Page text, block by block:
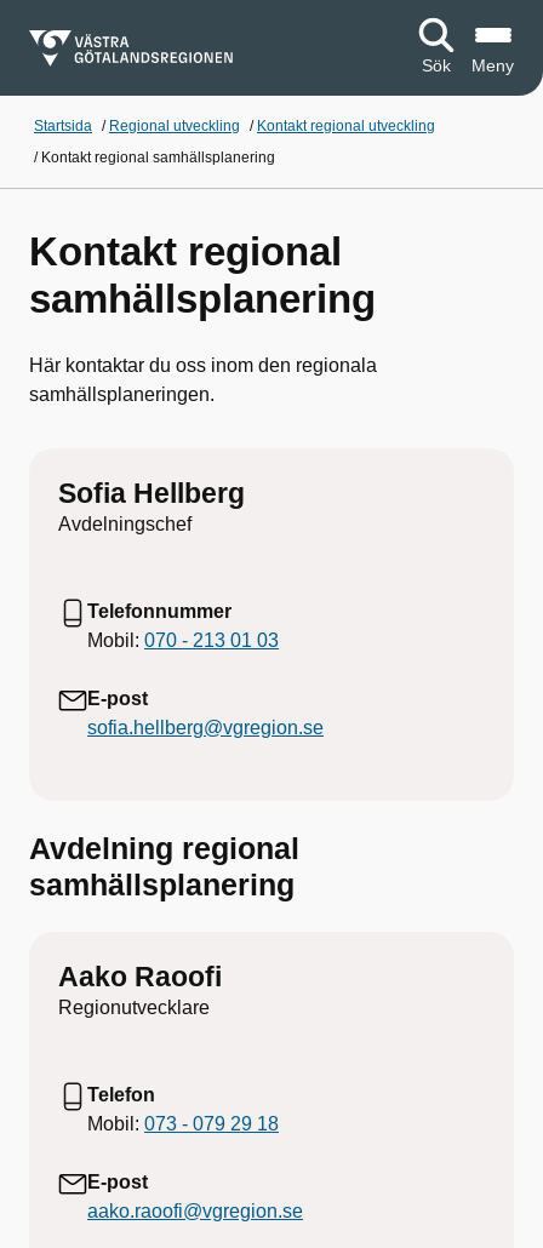
Sök Meny
Startsida / Regional utveckling / Kontakt regional utveckling
/ Kontakt regional samhällsplanering
Kontakt regional
samhällsplanering
Här kontaktar du oss inom den regionala
samhällsplaneringen.
Sofia Hellberg
Avdelningschef
Telefonnummer
Mobil: 070 - 213 01 03
E-post
sofia.hellberg@vgregion.se
Avdelning regional
samhällsplanering
Aako Raoofi
Regionutvecklare
Telefon
Mobil: 073 - 079 29 18
E-post
aako.raoofi@vgregion.se